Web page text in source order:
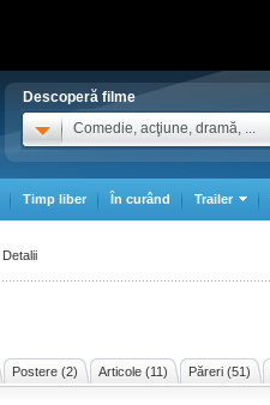
Descoperă filme
Comedie, acţiune, dramă, ...
Timp liber În curând Trailer
Postere (2) Articole (11) Păreri (51)
Detalii